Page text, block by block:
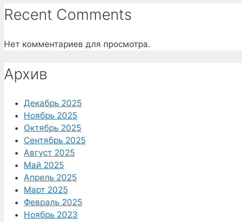
Recent Comments
Нет комментариев для просмотра.
Архив
Декабрь 2025
Ноябрь 2025
Октябрь 2025
Сентябрь 2025
Август 2025
Май 2025
Апрель 2025
Март 2025
Февраль 2025
Ноябрь 2023